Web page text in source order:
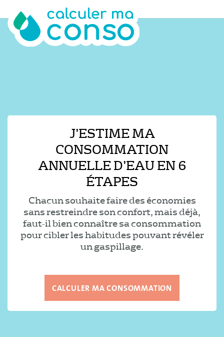
J’ESTIME MA
CONSOMMATION
ANNUELLE D’EAU EN 6
ÉTAPES
Chacun souhaite faire des économies
sans restreindre son confort, mais déjà,
faut-il bien connaître sa consommation
pour cibler les habitudes pouvant révéler
un gaspillage.
CALCULER MA CONSOMMATION